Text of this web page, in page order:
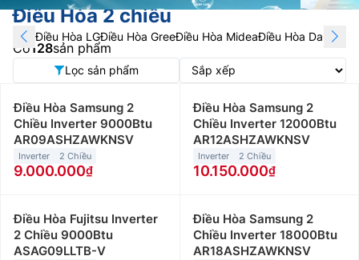
Điều Hòa 2 chiều
Điều Hòa LGĐiều Hòa GreeĐiều Hòa MideaĐiều Hòa Daikin
Có 128sản phẩm
Lọc sản phẩm
Điều Hòa Samsung 2
Chiều Inverter 9000Btu
AR09ASHZAWKNSV
Inverter 2 Chiều
9.000.000
Điều Hòa Samsung 2
Chiều Inverter 12000Btu
AR12ASHZAWKNSV
Inverter 2 Chiều
10.150.000
Điều Hòa Fujitsu Inverter
2 Chiều 9000Btu
ASAG09LLTB-V
Điều Hòa Samsung 2
Chiều Inverter 18000Btu
AR18ASHZAWKNSV